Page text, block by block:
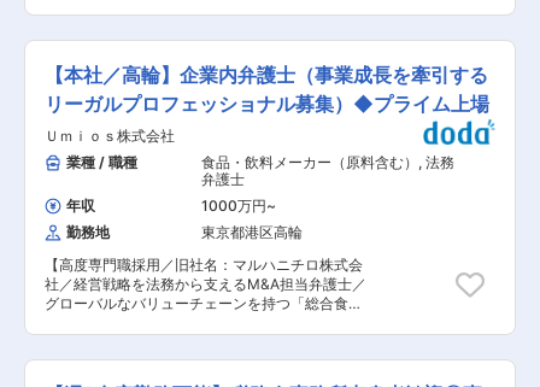
浸透しています。 変更の範囲：会社の定める業務
後〜20社程度の企業様を徐々に担当していただき
ます。 ■当ポジションの体制： 複数チーム制と
なっており、チーム内で相談や相互チェックなど
も行える体制となっております。 先輩方の強みを
吸収しつつ、切磋琢磨し合い成長しやすい環境で
す。 時にはお客様のご要望をチーム一丸となっ
て、解決していくこともあります。 ■組織構成：
従業員数は10名(社員6名・パート4名／40代7
名、50代2名、60代1名／男女比7:3)が在籍して
おります。 うち社労士は2名、社労士補助は8名
が在籍しています。 ■当法人について： 社長の
実力とこれまでの信頼獲得から、中小企業をはじ
め数千名規模の企業案件も先々挑戦できる環境で
ない ・給与計算業務の効率化や仕組みに興味をお
持ちの方 ・”こうすれば改善できるのに…”を今の
部門の契約法務（リースに関する契約はもちろ
ん、ローン契約、出資に関する契約等のファイナ
ンス契約など多岐にわたる）を中心としつつ、各
種業法・法令対応（貸金業法、金融商品取引法、
銀行法など）にも携わっていただきます。ご経験
を積んで頂きながら、徐々に担当領域を広げてい
ただくことを期待しています。 ■業務詳細： ・
契約文書のレビュー・ドラフト、各種法律相談、
スキーム相談対応 ・各種業法・法令対応（貸金業
法、金融商品取引法、宅建業法、銀行法、取適
法、電子署名サービスを含む） ・社内教育の実
施、各種コンプライアンス制度の企画・立案・運
用 ・訴訟・紛争対応 ・株主総会・取締役会など
の機関関係業務 ■部門について： 法務部は、契
約法務やコンプライアンス対応を中心として、株
主総会・取締役会運営、コーポレートガバナンス
【本社／高輪】企業内弁護士（事業成長を牽引する
リーガルプロフェッショナル募集）◆プライム上場
Ｕｍｉｏｓ株式会社
業種 / 職種
食品・飲料メーカー（原料含む） , 法務
弁護士
年収
1000万円~
勤務地
東京都港区高輪
【高度専門職採用／旧社名：マルハニチロ株式会
社／経営戦略を法務から支えるM&A担当弁護士／
グローバルなバリューチェーンを持つ「総合食品
祝）】 ■募集背景： 当社では、国内外で加速す
るM&A・組織再編・投資案件を法務の専門性から